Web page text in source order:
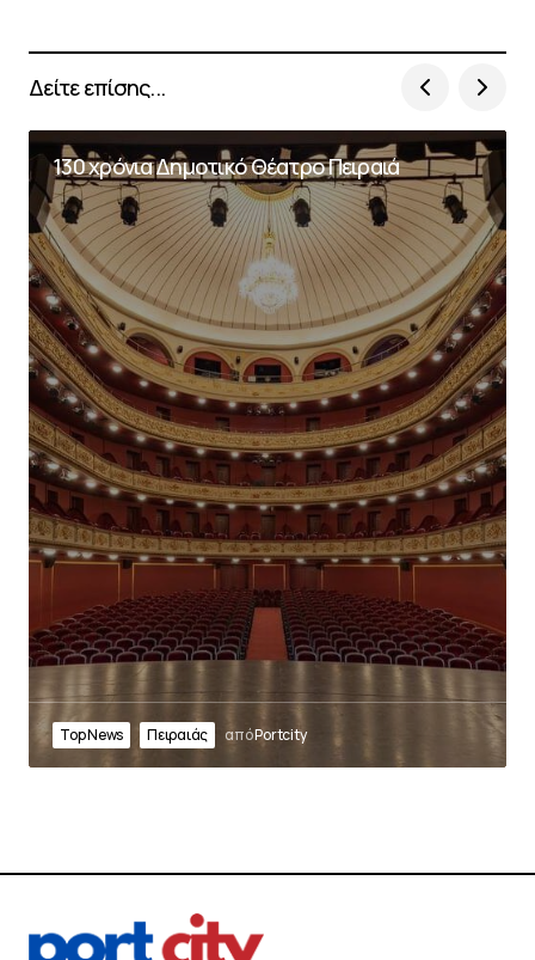
Δείτε επίσης...
130 χρόνια Δημοτικό Θέατρο Πειραιά
Top News Πειραιάς απόPortcity